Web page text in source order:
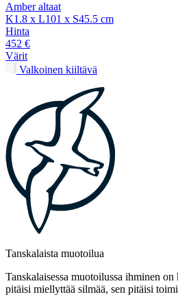
Amber altaat
K1.8 x L101 x S45.5 cm
Hinta
452 €
Värit
Valkoinen kiiltävä
Tanskalaista muotoilua
Tanskalaisessa muotoilussa ihminen
pitäisi miellyttää silmää, sen pitäisi